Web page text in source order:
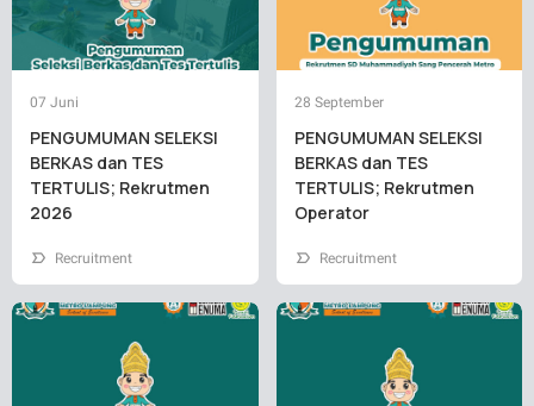
07 Juni
PENGUMUMAN SELEKSI
BERKAS dan TES
TERTULIS; Rekrutmen
2026
Recruitment
28 September
PENGUMUMAN SELEKSI
BERKAS dan TES
TERTULIS; Rekrutmen
Operator
Recruitment